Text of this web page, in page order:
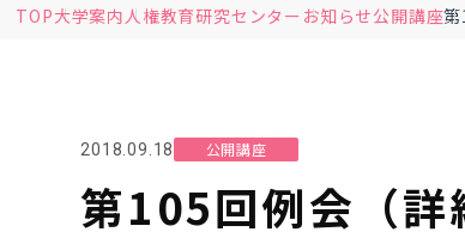
TOP大学案内人権教育研究センター お知らせ公開講座第
2018.09.18 公開講座
第105回例会（詳